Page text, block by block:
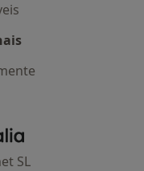
- Homepage
SL